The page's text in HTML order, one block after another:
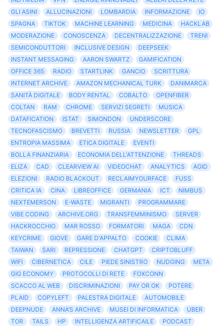
GLI ASINI
ALLUCINAZIONI LOMBARDIA INFORMAZIONE
IO
SPAGNA
TIKTOK MACHINE LEARNING MEDICINA
HACKLAB
MODERAZIONE
CONOSCENZA DECENTRALIZZAZIONE
TRENI
SEMICONDUTTORI
INCLUSIVE DESIGN
DEEPSEEK
INSTANT MESSAGING
AARON SWARTZ
GAMIFICATION
OFFICE 365
RADIO STARTLINK GANCIO
SCRITTURA
INTERNET ARCHIVE
AMAZON MECHANICAL TURK
DANIMARCA
SANITÀ DIGITALE
BODY RENTAL COBALTO
OPENFIBER
COLTAN
RAM CHROME SERVIZI SEGRETI
MUSICA
DATAFICATION
ISTAT SIMONDON
UNDERSCORE
TECNOFASCISMO
BREVETTI RUSSIA NEWSLETTER
GPL
ENTROPIA MASSIMA
ETICA DIGITALE
EVENTI
BOLLA FINANZIARIA
ECONOMIA DELL'ATTENZIONE
THREADS
ELIZA
CAD CLEARVIEW AI VIDEOCHAT ANALYTICS
AGID
ELEZIONI
RADIO BLACKOUT RECLAIMYOURFACE
FUSS
CRITICA IA
CINA LIBREOFFICE GERMANIA ICT
NIMBUS
NEXTEMERSON
E-WASTE MIGRANTI
PROGRAMMARE
VIBE CODING
ARCHIVE.ORG TRANSFEMMINISMO
SERVER
HACKROCCHIO
MAR ROSSO FORMATORI MAGA
CDN
KEYCRIME
GIOVE GARE D'APPALTO COOKIE
CLIMA
TAIWAN
SARI REPRESSIONE CHATGPT
CRIPTOBLUFF
WIFI
CIBERNETICA CILE PIEDE SINISTRO NUDGING
META
GIG ECONOMY
PROTOCOLLI DI RETE
FOXCONN
SCACCO AL WEB
DISCRIMINAZIONI PAY OR OK
POTERE
PLAID
COPYLEFT PALESTRA DIGITALE
AUTOMOBILE
DEEPNUDE
ANNA’S ARCHIVE MUSEI DI INFORMATICA
UBER
TOR
TAILS HP INTELLIGENZA ARTIFICAILE
PODCAST